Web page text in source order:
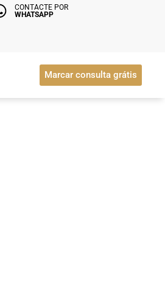
CONTACTE POR
WHATSAPP
Marcar consulta grátis